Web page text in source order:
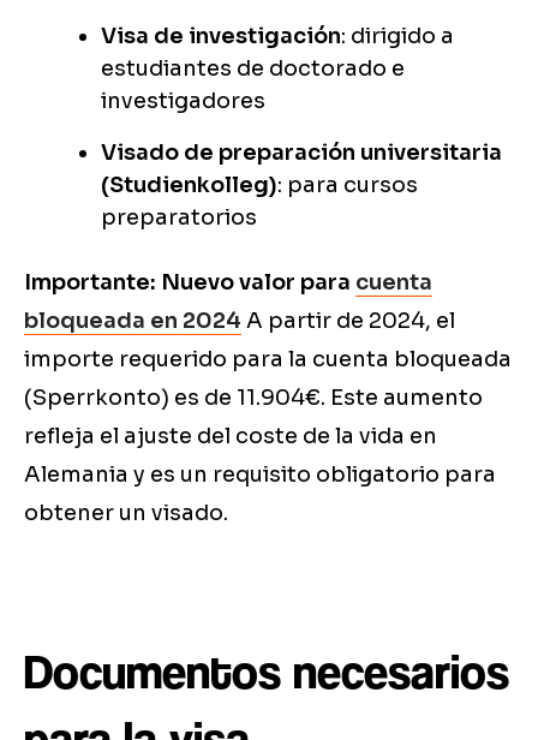
Visa de investigación: dirigido a
estudiantes de doctorado e
investigadores
Visado de preparación universitaria
(Studienkolleg): para cursos
preparatorios
Importante: Nuevo valor para cuenta
bloqueada en 2024 A partir de 2024, el
importe requerido para la cuenta bloqueada
(Sperrkonto) es de 11.904€. Este aumento
refleja el ajuste del coste de la vida en
Alemania y es un requisito obligatorio para
obtener un visado.
Documentos necesarios